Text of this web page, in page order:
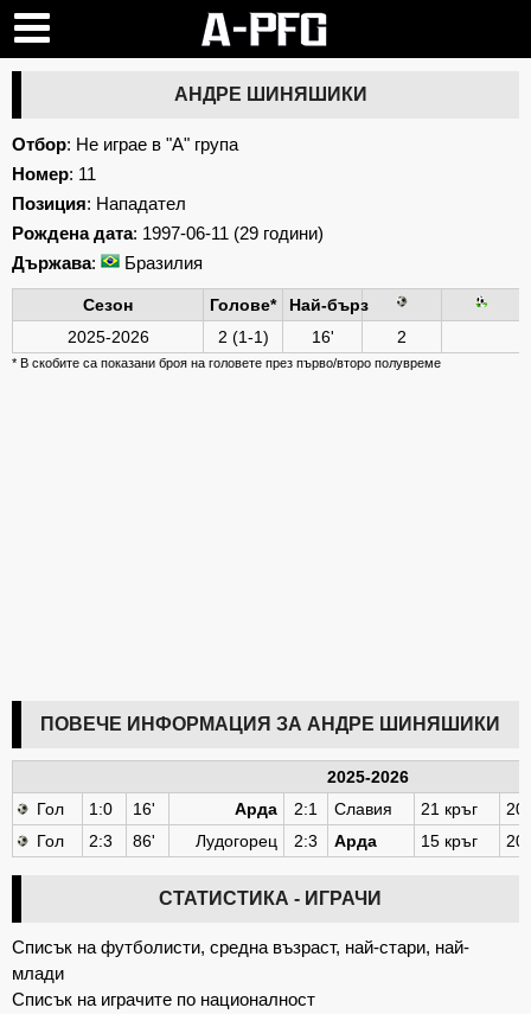
АНДРЕ ШИНЯШИКИ
Отбор: Не играе в "А" група
Номер: 11
Позиция: Нападател
Рождена дата: 1997-06-11 (29 години)
Държава: Бразилия
Сезон Голове*
Най-бърз
2025-2026
2 (1-1) 16' 2
* В скобите са показани броя на головете през първо/второ полувреме
ПОВЕЧЕ ИНФОРМАЦИЯ ЗА АНДРЕ ШИНЯШИКИ
2025-2026
Гол
1:0 16' Арда 2:1 Славия 21 кръг
Гол
2:3 86' Лудогорец 2:3 Арда 15 кръг
СТАТИСТИКА - ИГРАЧИ
Списък на футболисти, средна възраст, най-стари, най-
млади
Списък на играчите по националност